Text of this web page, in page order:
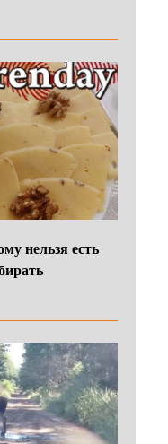
нельзя есть